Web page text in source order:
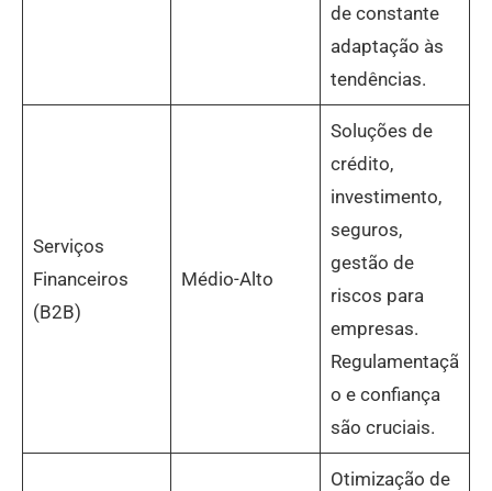
de constante
adaptação às
tendências.
Serviços
Financeiros
(B2B)
Médio-Alto
Soluções de
crédito,
investimento,
seguros,
gestão de
riscos para
empresas.
Regulamentaçã
o e confiança
são cruciais.
Otimização de